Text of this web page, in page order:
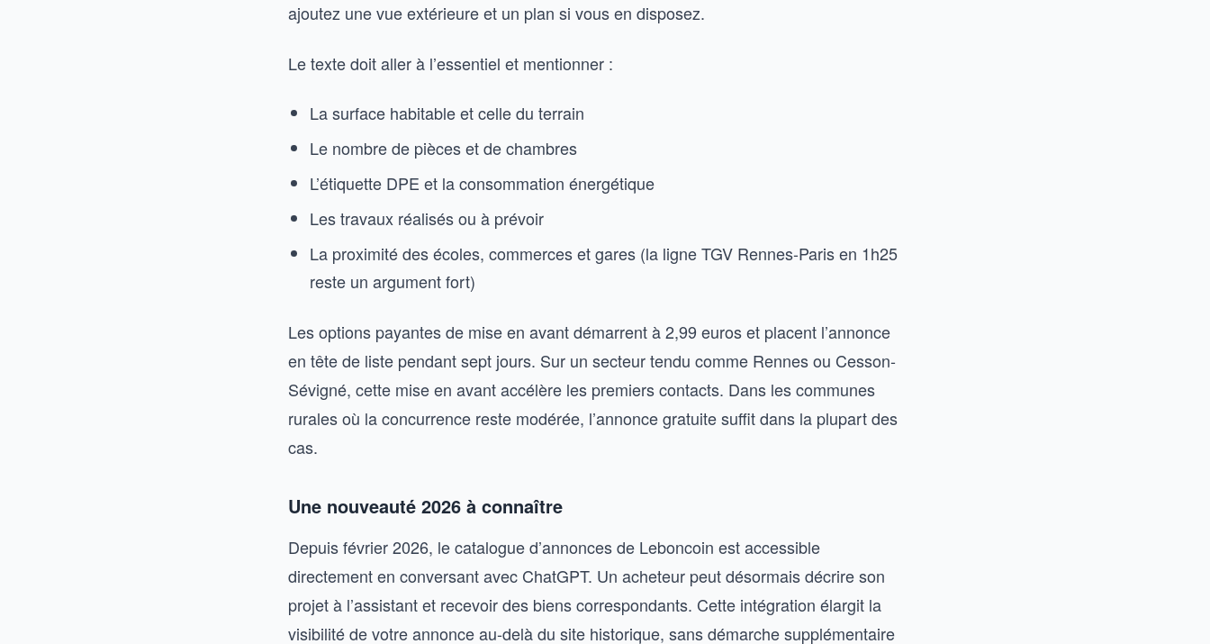
ajoutez une vue extérieure et un plan si vous en disposez.
Le texte doit aller à l’essentiel et mentionner :
La surface habitable et celle du terrain
Le nombre de pièces et de chambres
L’étiquette DPE et la consommation énergétique
Les travaux réalisés ou à prévoir
La proximité des écoles, commerces et gares (la ligne TGV Rennes-Paris en 1h25
reste un argument fort)
Les options payantes de mise en avant démarrent à 2,99 euros et placent l’annonce
en tête de liste pendant sept jours. Sur un secteur tendu comme Rennes ou Cesson-
Sévigné, cette mise en avant accélère les premiers contacts. Dans les communes
rurales où la concurrence reste modérée, l’annonce gratuite suffit dans la plupart des
cas.
Une nouveauté 2026 à connaître
Depuis février 2026, le catalogue d’annonces de Leboncoin est accessible
directement en conversant avec ChatGPT. Un acheteur peut désormais décrire son
projet à l’assistant et recevoir des biens correspondants. Cette intégration élargit la
visibilité de votre annonce au-delà du site historique, sans démarche supplémentaire